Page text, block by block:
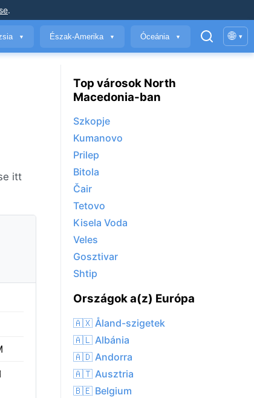
.
▼ Észak-Amerika ▼ Óceánia ▼ 🌐 ▾
itt
Top városok North
Macedonia-ban
Szkopje
Kumanovo
Prilep
Bitola
Čair
Tetovo
Kisela Voda
Veles
Gosztivar
Shtip
Országok a(z) Európa
🇦🇽 Åland-szigetek
🇦🇱 Albánia
🇦🇩 Andorra
🇦🇹 Ausztria
🇧🇪 Belgium